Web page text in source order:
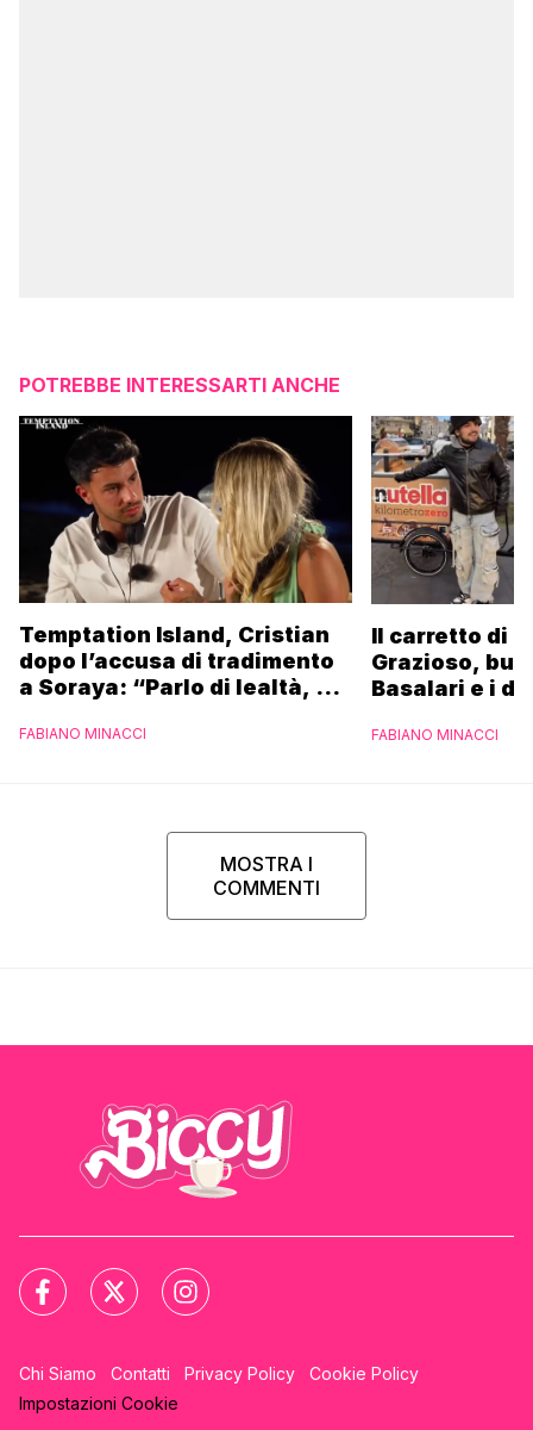
POTREBBE INTERESSARTI ANCHE
Temptation Island, Cristian
dopo l’accusa di tradimento
a Soraya: “Parlo di lealtà, ma
FABIANO MINACCI
Il carretto di
Grazioso,
Basalari e i
Ferrero”
FABIANO MINACCI
MOSTRA I
COMMENTI
Chi Siamo Contatti Privacy Policy
Cookie Policy
Impostazioni Cookie